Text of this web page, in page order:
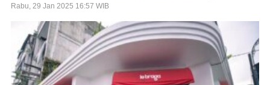
Rabu, 29 Jan 2025 16:57 WIB